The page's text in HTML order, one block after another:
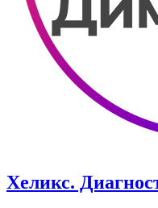
Хеликс.